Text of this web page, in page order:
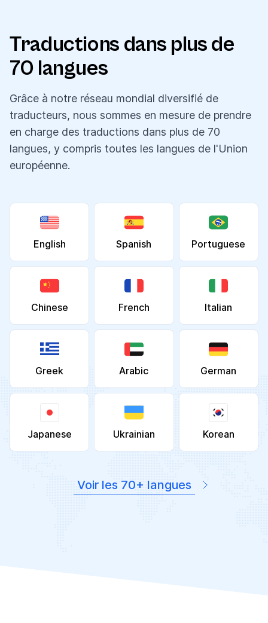
Traductions dans plus de
70 langues
Grâce à notre réseau mondial diversifié de
traducteurs, nous sommes en mesure de prendre
en charge des traductions dans plus de 70
langues, y compris toutes les langues de l'Union
européenne.
English Spanish Portuguese
Chinese French Italian
Greek Arabic German
Japanese Ukrainian Korean
Voir les 70+ langues